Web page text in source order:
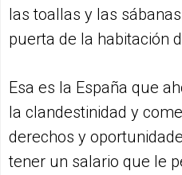
las toallas y las
puerta de la habitación
Esa es la España que
la clandestinidad y
derechos y
tener un salario que le